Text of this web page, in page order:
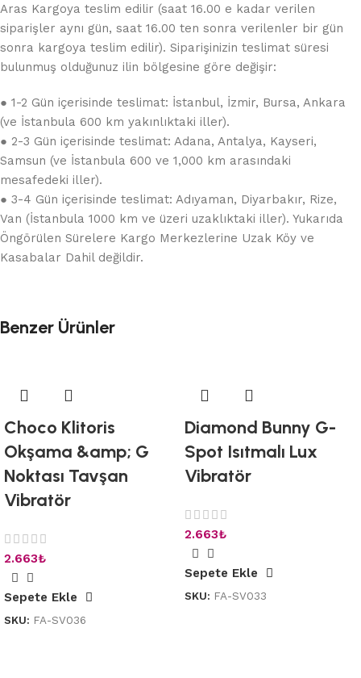
Aras Kargoya teslim edilir (saat 16.00 e kadar verilen
siparişler aynı gün, saat 16.00 ten sonra verilenler bir gün
sonra kargoya teslim edilir). Siparişinizin teslimat süresi
bulunmuş olduğunuz ilin bölgesine göre değişir:
● 1-2 Gün içerisinde teslimat: İstanbul, İzmir, Bursa, Ankara
(ve İstanbula 600 km yakınlıktaki iller).
● 2-3 Gün içerisinde teslimat: Adana, Antalya, Kayseri,
Samsun (ve İstanbula 600 ve 1,000 km arasındaki
mesafedeki iller).
● 3-4 Gün içerisinde teslimat: Adıyaman, Diyarbakır, Rize,
Van (İstanbula 1000 km ve üzeri uzaklıktaki iller). Yukarıda
Öngörülen Sürelere Kargo Merkezlerine Uzak Köy ve
Kasabalar Dahil değildir.
Benzer Ürünler
Choco Klitoris
Okşama &amp; G
Noktası Tavşan
Vibratör
2.663₺
Sepete Ekle
SKU: FA-SV036
Diamond Bunny G-
Spot Isıtmalı Lux
Vibratör
2.663₺
Sepete Ekle
SKU: FA-SV033